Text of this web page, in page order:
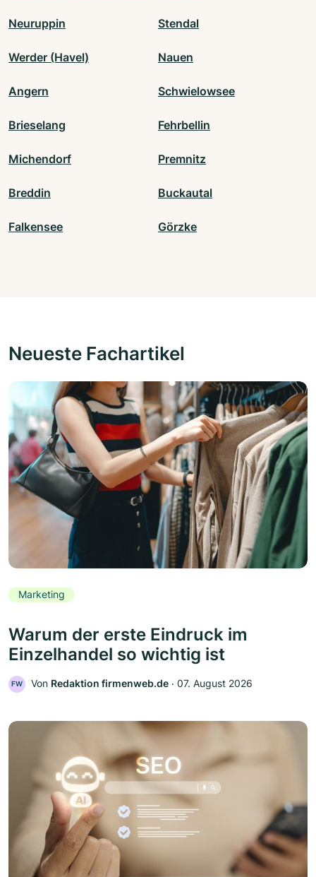
Neuruppin Stendal
Werder (Havel) Nauen
Angern Schwielowsee
Brieselang Fehrbellin
Michendorf Premnitz
Breddin Buckautal
Falkensee Görzke
Neueste Fachartikel
Marketing
Warum der erste Eindruck im
Einzelhandel so wichtig ist
FW Von Redaktion firmenweb.de ‧ 07. August 2026